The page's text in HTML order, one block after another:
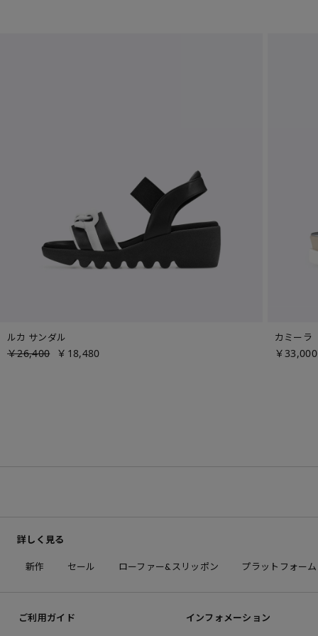
ルカ サンダル
￥26,400 ￥18,480
カミーラ
￥33,000
詳しく見る
新作 セール ローファー&スリッポン プラットフォー
ご利用ガイド インフォメーション